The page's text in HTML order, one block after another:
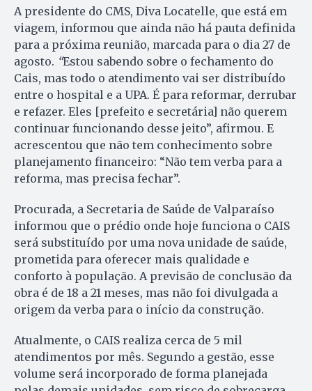
A presidente do CMS, Diva Locatelle, que está em
viagem, informou que ainda não há pauta definida
para a próxima reunião, marcada para o dia 27 de
agosto. “Estou sabendo sobre o fechamento do
Cais, mas todo o atendimento vai ser distribuído
entre o hospital e a UPA. É para reformar, derrubar
e refazer. Eles [prefeito e secretária] não querem
continuar funcionando desse jeito”, afirmou. E
acrescentou que não tem conhecimento sobre
planejamento financeiro: “Não tem verba para a
reforma, mas precisa fechar”.
Procurada, a Secretaria de Saúde de Valparaíso
informou que o prédio onde hoje funciona o CAIS
será substituído por uma nova unidade de saúde,
prometida para oferecer mais qualidade e
conforto à população. A previsão de conclusão da
obra é de 18 a 21 meses, mas não foi divulgada a
origem da verba para o início da construção.
Atualmente, o CAIS realiza cerca de 5 mil
atendimentos por mês. Segundo a gestão, esse
volume será incorporado de forma planejada